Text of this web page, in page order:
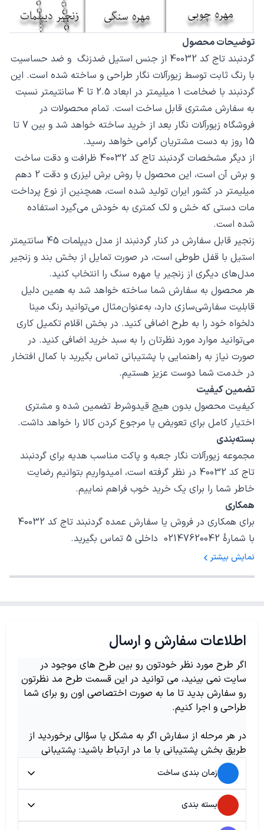
توضیحات محصول
گردنبند تاج کد 40032 از جنس استیل ضدزنگ و ضد حساسیت
با رنگ ثابت توسط زیورآلات نگار طراحی و ساخته شده است. این
گردنبند با ضخامت 1 میلیمتر در ابعاد 2.5 تا 4 سانتیمتر نسبت
به سفارش مشتری قابل ساخت است. تمام محصولات در
فروشگاه زیورآلات نگار بعد از خرید ساخته خواهد شد و بین 7 تا
15 روز به دست مشتریان گرامی خواهد رسید.
از دیگر مشخصات گردنبند تاج کد 40032 ظرافت و دقت ساخت
و برش آن است، این محصول با روش برش لیزری و دقت 2 دهم
میلیمتر در کشور ایران تولید شده است، همچنین از نوع پرداخت
مات دستی که خش و لک کمتری به خودش می‌گیرد استفاده
شده است.
زنجیر قابل سفارش در کنار گردنبند از مدل دیپلمات 45 سانتیمتر
استیل با قفل طوطی است، در صورت تمایل از بخش بند و زنجیر
مدل‌های دیگری از زنجیر یا مهره سنگ را انتخاب کنید.
هر محصول به سفارش شما ساخته خواهد شد به همین دلیل
قابلیت سفارشی‌سازی دارد، به‌عنوان‌مثال می‌توانید رنگ مینا
دلخواه خود را به طرح اضافی کنید. در بخش اقلام تکمیل کاری
می‌توانید موارد مورد نظرتان را به سبد خرید اضافی کنید. در
صورت نیاز به راهنمایی با پشتیبانی تماس بگیرید با کمال افتخار
در خدمت شما دوست عزیز هستیم.
تضمین کیفیت
کیفیت محصول بدون هیچ قیدوشرط تضمین شده و مشتری
اختیار کامل برای تعویض یا مرجوع کردن کالا را خواهد داشت.
بسته‌بندی
مجموعه زیورآلات نگار جعبه و پاکت مناسب هدیه برای گردنبند
تاج کد 40032 در نظر گرفته است، امیدواریم بتوانیم رضایت
خاطر شما را برای یک خرید خوب فراهم نماییم.
همکاری
برای همکاری در فروش یا سفارش عمده گردنبند تاج کد 40032
با شمارهٔ 02147620042 داخلی 5 تماس بگیرید.
نمایش بیشتر
اطلاعات سفارش و ارسال
اگر طرح مورد نظر خودتون رو بین طرح های موجود در
سایت نمی بینید، می توانید در این قسمت طرح مد نظرتون
رو سفارش بدید تا ما به صورت اختصاصی اون رو برای شما
طراحی و اجرا کنیم.
در هر مرحله از سفارش اگر به مشکل یا سؤالی برخوردید از
طریق بخش پشتیبانی با ما در ارتباط باشید: پشتیبانی
زمان بندی ساخت
بسته بندی